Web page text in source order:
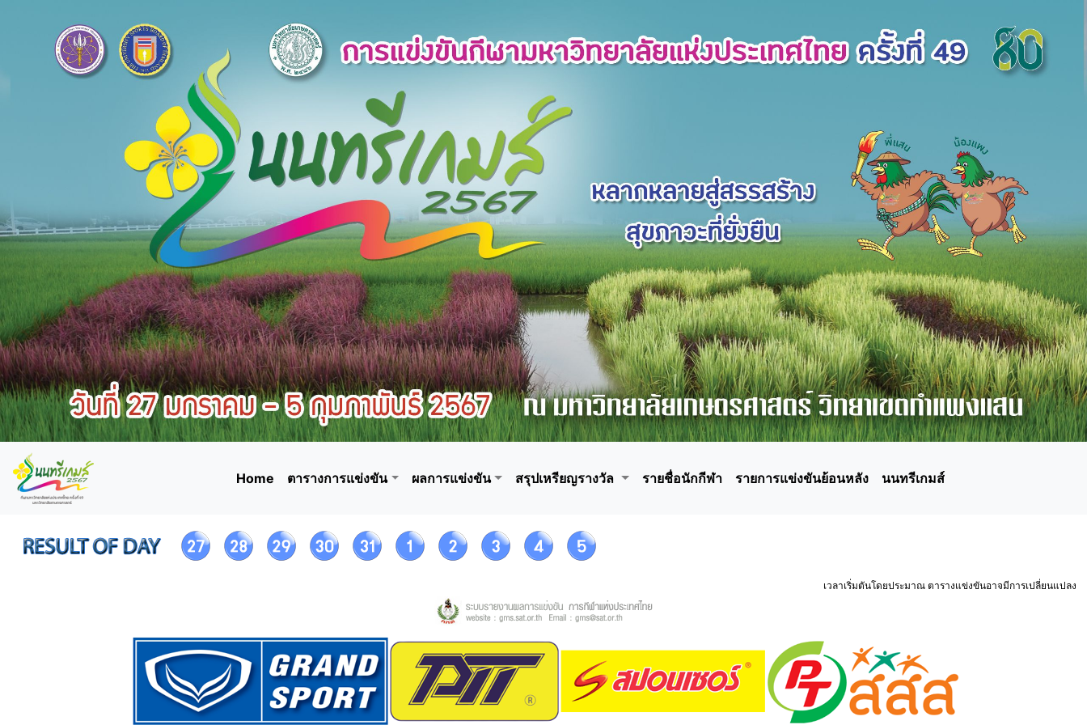
Home ตารางการแข่งขัน ผลการแข่งขัน สรุปเหรียญรางวัล รายชื่อนักกีฬา รายการแข่งขันย้อนหลัง นนทรีเกมส์
เวลาเริ่มตันโดยประมาณ ตารางแข่งขันอาจมีการเปลี่ยนแปลง